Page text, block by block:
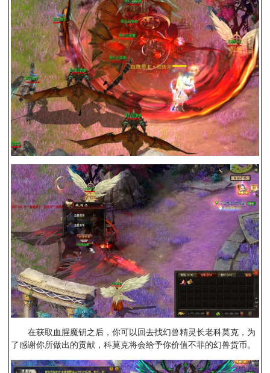
在获取血腥魔钥之后，你可以回去找幻兽精灵长老科莫克，为
了感谢你所做出的贡献，科莫克将会给予你价值不菲的幻兽货币。